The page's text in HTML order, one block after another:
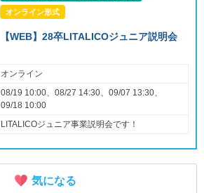
オンライン形式
【WEB】28卒LITALICOジュニア説明会
オンライン
08/19 10:00、08/27 14:30、09/07 13:30、
09/18 10:00
LITALICOジュニア事業説明会です！
気になる